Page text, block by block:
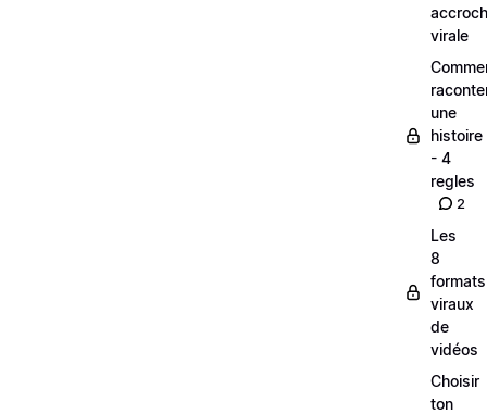
virale
une
histoire
- 4
regles
2
Les
8
formats
viraux
de
vidéos
Choisir
ton